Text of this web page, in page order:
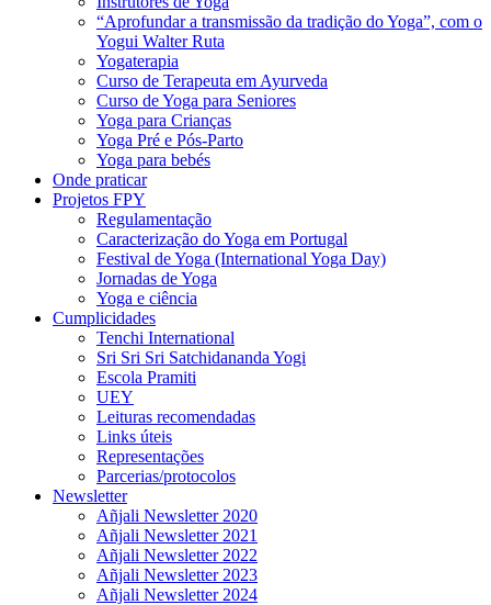
“Aprofundar a transmissão da tradição do Yoga”, com o
Yogui Walter Ruta
Yogaterapia
Curso de Terapeuta em Ayurveda
Curso de Yoga para Seniores
Yoga para Crianças
Yoga Pré e Pós-Parto
Yoga para bebés
Onde praticar
Projetos FPY
Regulamentação
Caracterização do Yoga em Portugal
Festival de Yoga (International Yoga Day)
Jornadas de Yoga
Yoga e ciência
Cumplicidades
Tenchi International
Sri Sri Sri Satchidananda Yogi
Escola Pramiti
UEY
Leituras recomendadas
Links úteis
Representações
Parcerias/protocolos
Newsletter
Añjali Newsletter 2020
Añjali Newsletter 2021
Añjali Newsletter 2022
Añjali Newsletter 2023
Añjali Newsletter 2024